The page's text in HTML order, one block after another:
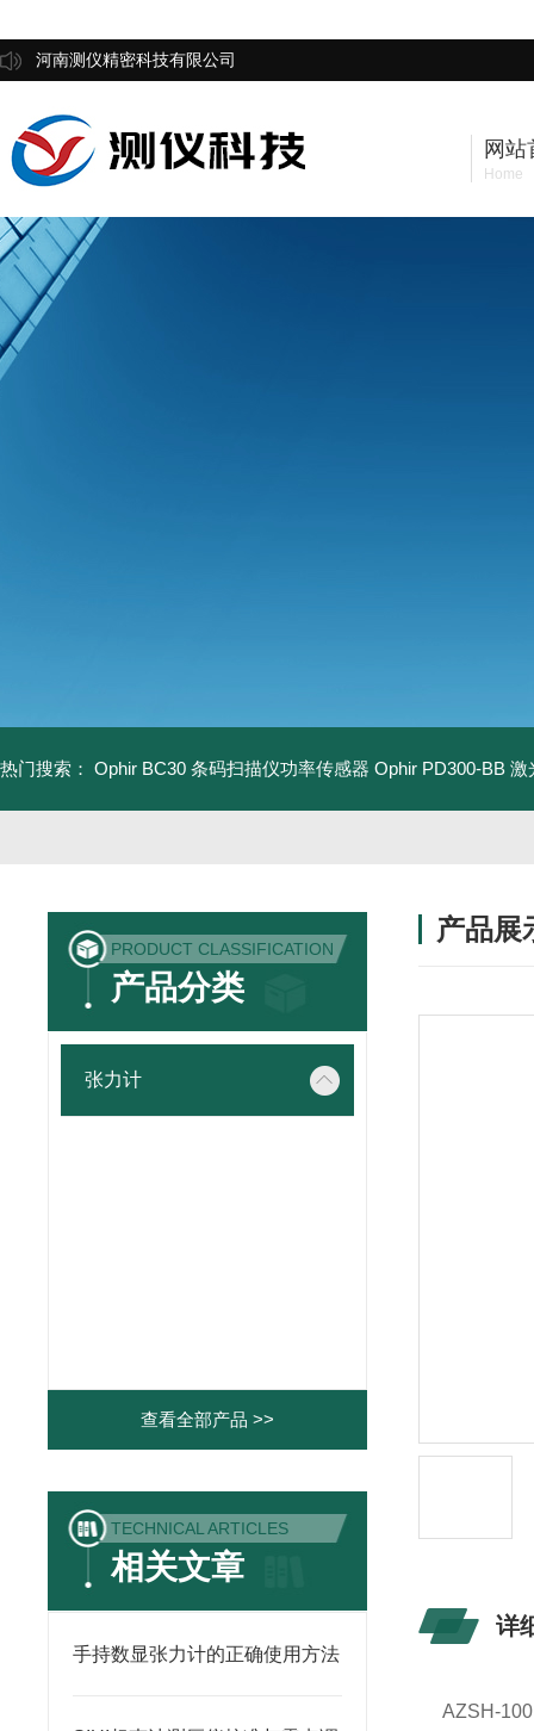
河南测仪精密科技有限公司
网站
Home
热门搜索： Ophir BC30 条码扫描仪功率传感器 Ophir PD300-BB
PRODUCT CLASSIFICATION
产品分类
张力计
查看全部产品 >>
TECHNICAL ARTICLES
相关文章
手持数显张力计的正确使用方法
产品展
详
AZSH-